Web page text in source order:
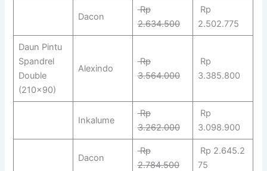
Dacon
Rp
2.634.500
Rp
2.502.775
Daun Pintu
Spandrel
Double
(210×90)
Alexindo
Rp
3.564.000
Rp
3.385.800
Inkalume
Rp
3.262.000
Rp
3.098.900
Dacon
Rp
2.784.500
Rp 2.645.2
75